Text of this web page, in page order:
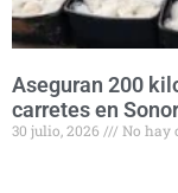
Aseguran 200
carretes en
30 julio, 2026 No hay